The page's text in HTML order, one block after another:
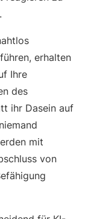
erhalten
Ihre
des
ihr Dasein auf
mit
von